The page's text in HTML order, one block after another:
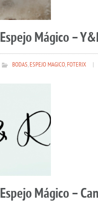
Espejo Mágico –
BODAS,ESPEJO MAGICO,FOTERIX
Espejo Mágico –